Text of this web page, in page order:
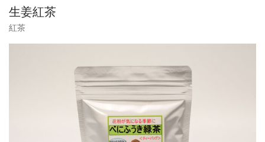
生姜紅茶
紅茶